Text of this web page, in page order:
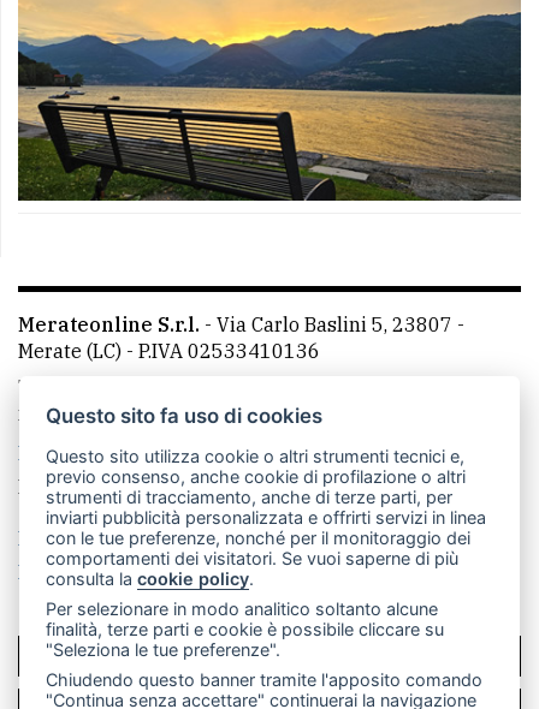
Merateonline S.r.l. - Via Carlo Baslini 5, 23807 -
Merate (LC) - P.IVA 02533410136
Telefono:
mail: redazione@leccoonline.com
La redazione
MerateOnline CasateOnline
RSS
Made by VIP
Privacy policy
Cookie policy
Rivedi le tue scelte sui cookie
SCRIVICI
Questo sito fa uso di cookies
Questo sito utilizza cookie o altri strumenti tecnici e,
previo consenso, anche cookie di profilazione o altri
strumenti di tracciamento, anche di terze parti, per
inviarti pubblicità personalizzata e offrirti servizi in linea
con le tue preferenze, nonché per il monitoraggio dei
comportamenti dei visitatori. Se vuoi saperne di più
consulta lacookie policy.
Per selezionare in modo analitico soltanto alcune
finalità, terze parti e cookie è possibile cliccare su
"Seleziona le tue preferenze".
Chiudendo questo banner tramite l'apposito comando
"Continua senza accettare" continuerai la navigazione